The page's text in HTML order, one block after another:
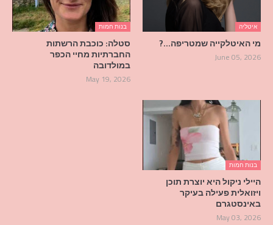
איטליה
מי האיטלקייה שמטריפה…?
June 05, 2026
בנות חמות
סטלה: כוכבת הרשתות
החברתיות מחיי הכפר
במולדובה
May 19, 2026
בנות חמות
היילי ניקול היא יוצרת תוכן
ויזואלית פעילה בעיקר
באינסטגרם
May 03, 2026